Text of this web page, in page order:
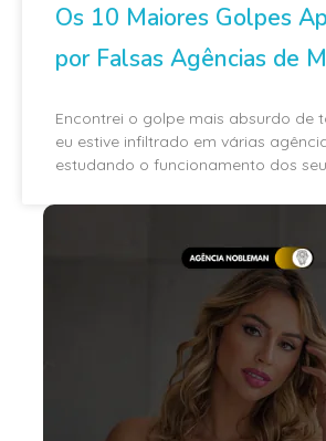
Os 10 Maiores Golpes
por Falsas Agências de
Encontrei o golpe mais absurdo de
eu estive infiltrado em várias
estudando o funcionamento dos